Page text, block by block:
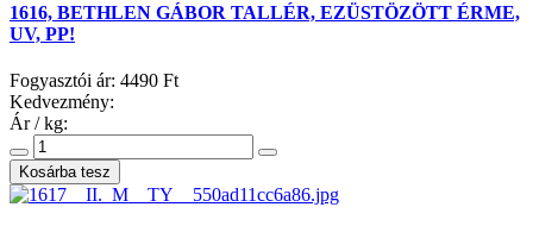
1616, BETHLEN GÁBOR TALLÉR, EZÜSTÖZÖTT ÉRME,
UV, PP!
Fogyasztói ár: 4490 Ft
Kedvezmény:
Ár / kg: